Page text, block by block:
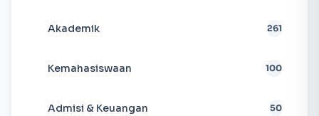
Akademik 261
Kemahasiswaan 100
Admisi & Keuangan 50